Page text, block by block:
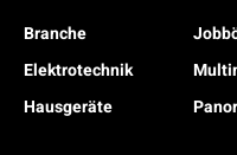
Branche
Elektrotechnik
Hausgeräte